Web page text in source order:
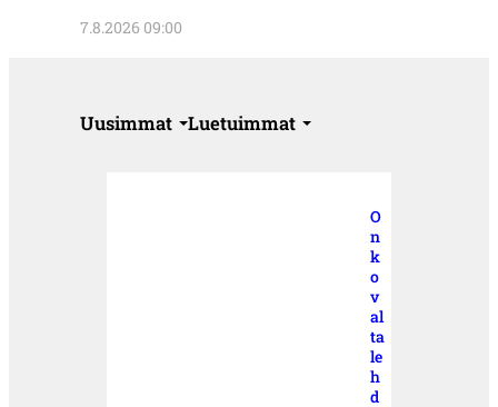
7.8.2026 09:00
Uusimmat Luetuimmat
O
n
k
o
v
al
ta
le
h
d